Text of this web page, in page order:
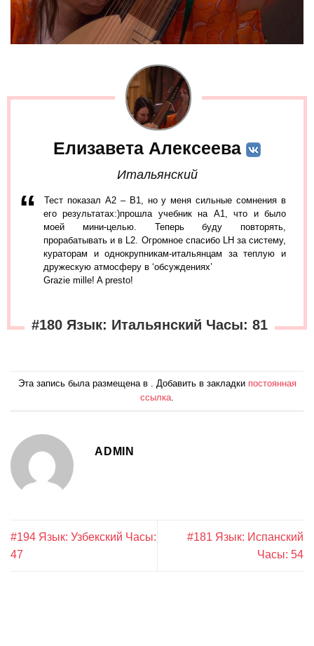
Елизавета Алексеева
Итальянский
Тест показал A2 – B1, но у меня сильные сомнения в
его результатах:)прошла учебник на A1, что и было
моей мини-целью. Теперь буду повторять,
прорабатывать и в L2. Огромное спасибо LH за систему,
кураторам и однокрупникам-итальянцам за теплую и
дружескую атмосферу в ‘обсуждениях’
Grazie mille! A presto!
#180 Язык: Итальянский Часы: 81
Эта запись была размещена в . Добавить в закладки постоянная
ссылка
ADMIN
#194 Язык: Узбекский Часы:
47
#181 Язык: Испанский
Часы: 54